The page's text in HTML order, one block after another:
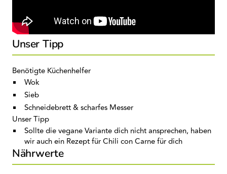
Unser Tipp
Benötigte Küchenhelfer
Wok
Sieb
Schneidebrett & scharfes Messer
Unser Tipp
Sollte die vegane Variante dich nicht ansprechen, haben
wir auch ein Rezept für Chili con Carne für dich
Nährwerte